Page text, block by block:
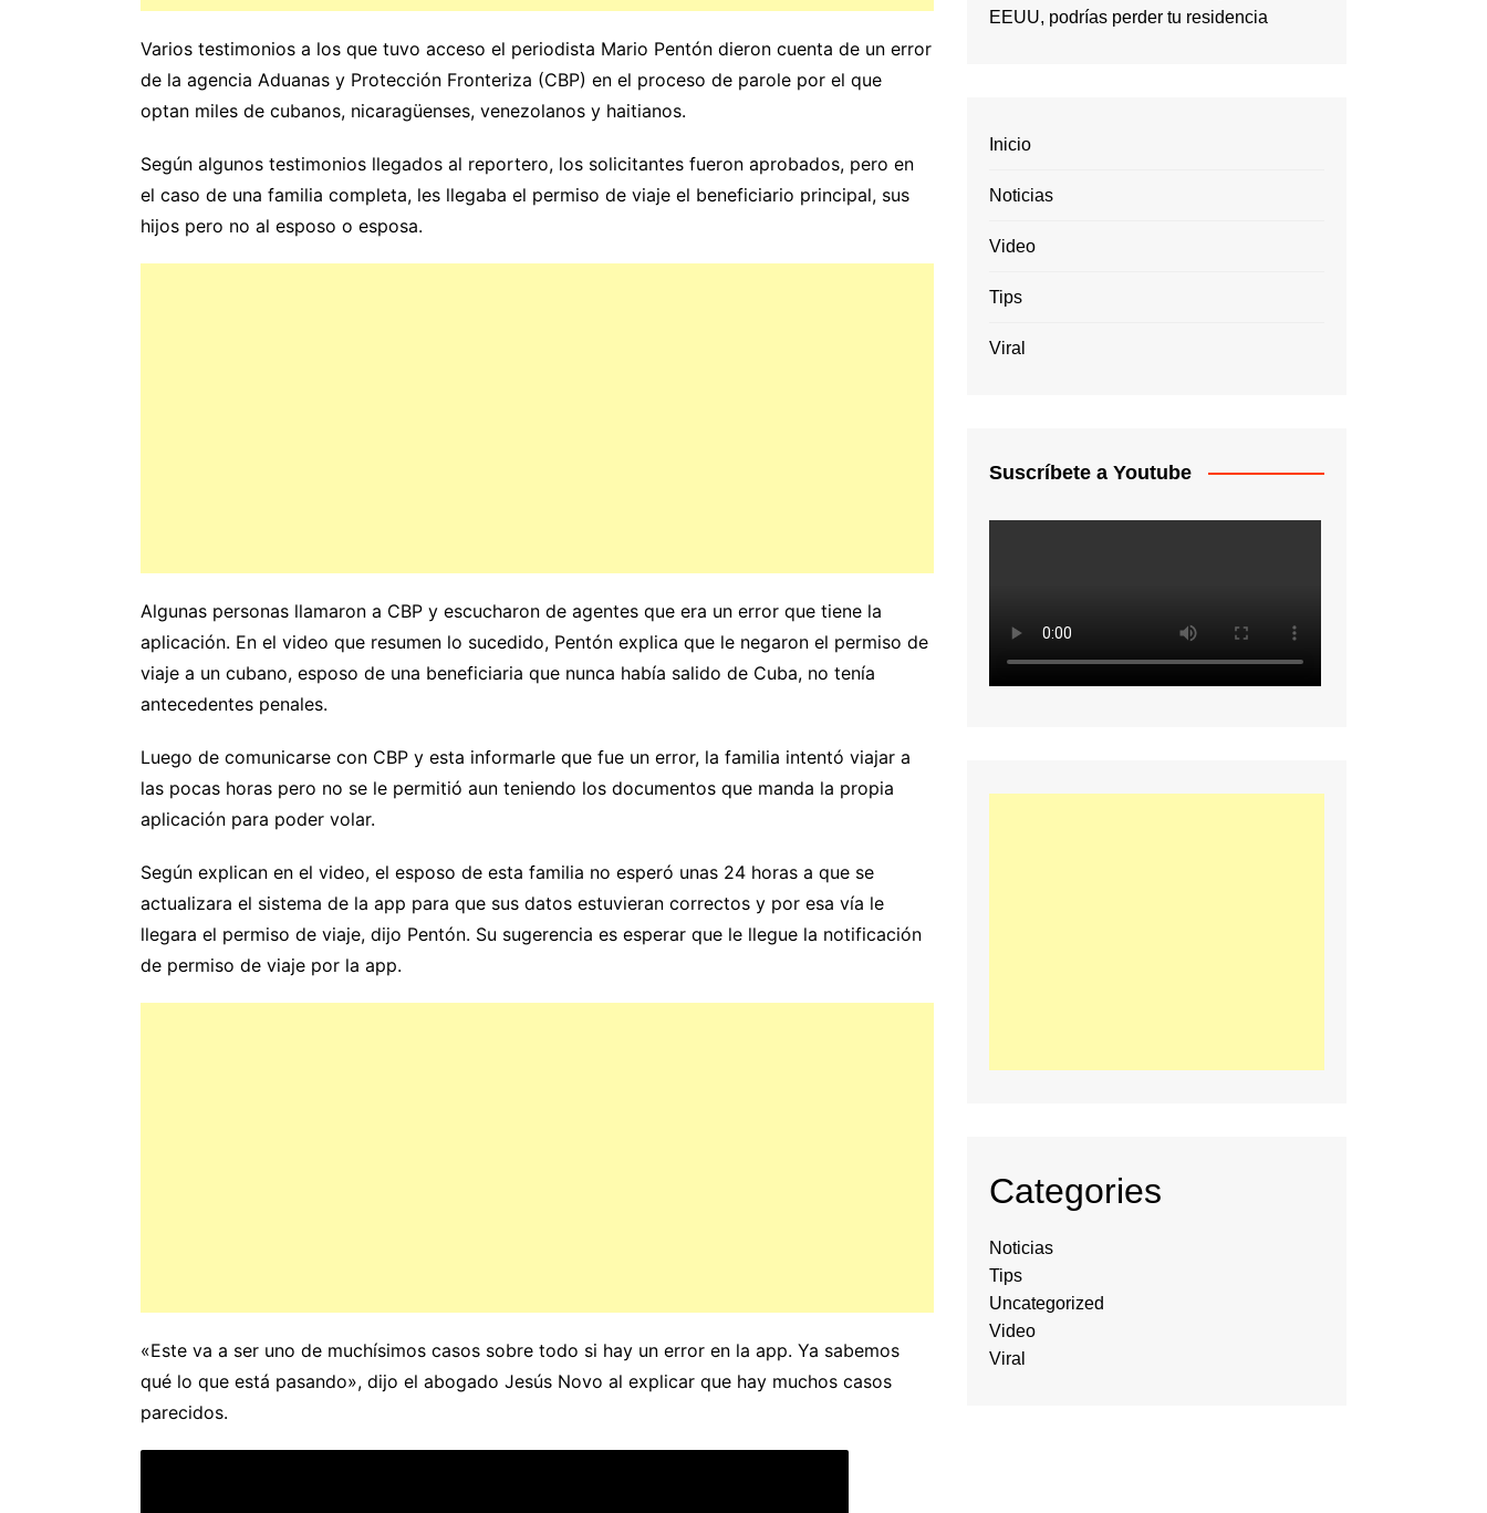
Varios testimonios a los que tuvo acceso el periodista Mario Pentón dieron cuenta de un error
de la agencia Aduanas y Protección Fronteriza (CBP) en el proceso de parole por el que
optan miles de cubanos, nicaragüenses, venezolanos y haitianos.
Según algunos testimonios llegados al reportero, los solicitantes fueron aprobados, pero en
el caso de una familia completa, les llegaba el permiso de viaje el beneficiario principal, sus
hijos pero no al esposo o esposa.
Algunas personas llamaron a CBP y escucharon de agentes que era un error que tiene la
aplicación. En el video que resumen lo sucedido, Pentón explica que le negaron el permiso de
viaje a un cubano, esposo de una beneficiaria que nunca había salido de Cuba, no tenía
antecedentes penales.
Luego de comunicarse con CBP y esta informarle que fue un error, la familia intentó viajar a
las pocas horas pero no se le permitió aun teniendo los documentos que manda la propia
aplicación para poder volar.
Según explican en el video, el esposo de esta familia no esperó unas 24 horas a que se
actualizara el sistema de la app para que sus datos estuvieran correctos y por esa vía le
llegara el permiso de viaje, dijo Pentón. Su sugerencia es esperar que le llegue la notificación
de permiso de viaje por la app.
«Este va a ser uno de muchísimos casos sobre todo si hay un error en la app. Ya sabemos
qué lo que está pasando», dijo el abogado Jesús Novo al explicar que hay muchos casos
parecidos.
EEUU, podrías perder tu residencia
Inicio
Noticias
Video
Tips
Viral
Suscríbete a Youtube
Categories
Noticias
Tips
Uncategorized
Video
Viral